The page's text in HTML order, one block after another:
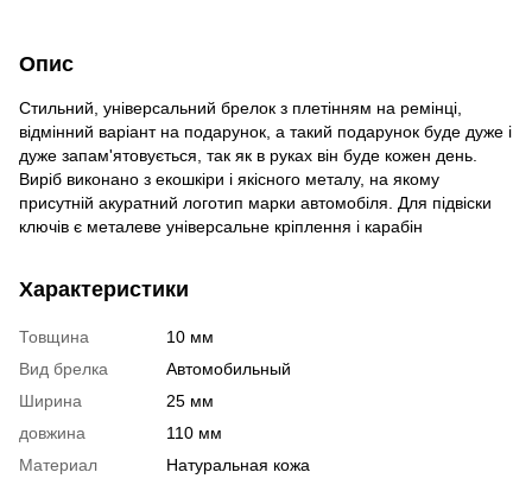
Опис
Стильний, універсальний брелок з плетінням на ремінці,
відмінний варіант на подарунок, а такий подарунок буде дуже і
дуже запам'ятовується, так як в руках він буде кожен день.
Виріб виконано з екошкіри і якісного металу, на якому
присутній акуратний логотип марки автомобіля. Для підвіски
ключів є металеве універсальне кріплення і карабін
Характеристики
Товщина
10 мм
Вид брелка
Автомобильный
Ширина
25 мм
довжина
110 мм
Материал
Натуральная кожа